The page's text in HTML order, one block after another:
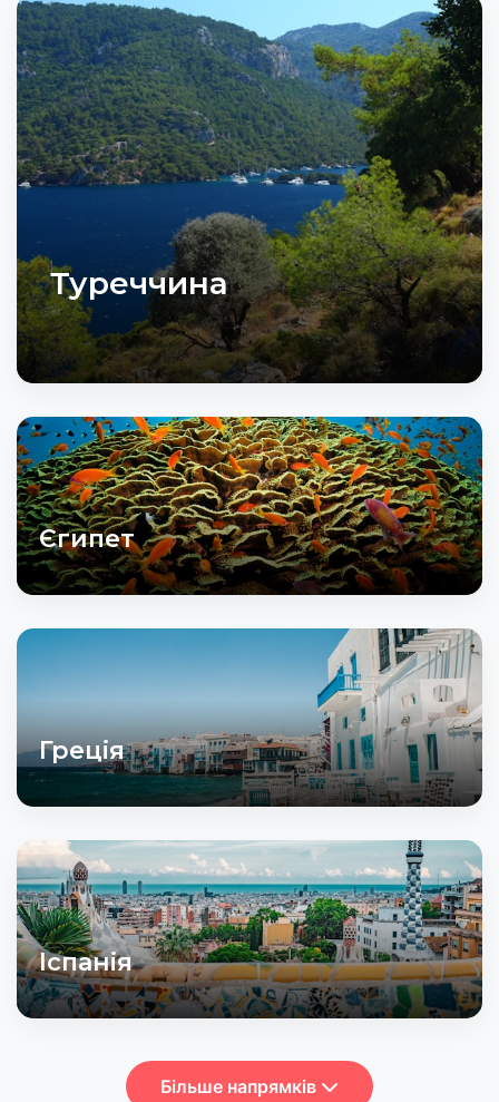
Туреччина
Єгипет
Греція
Іспанія
Більше напрямків